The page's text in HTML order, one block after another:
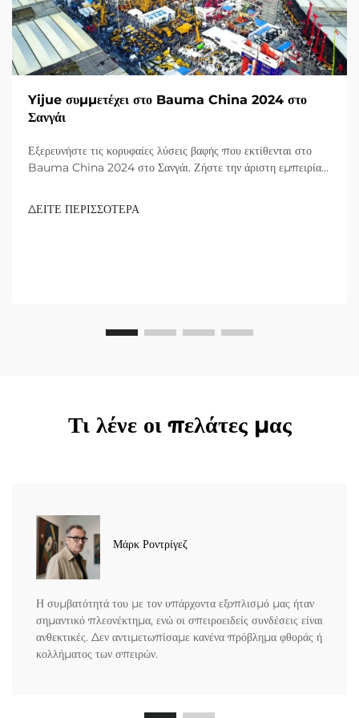
Yijue συμμετέχει στο Bauma China 2024 στο
Σανγάι
Εξερευνήστε τις κορυφαίες λύσεις βαφής που εκτίθενται στο
Bauma China 2024 στο Σανγάι. Ζήστε την άριστη εμπειρία
ΔΕΙΤΕ ΠΕΡΙΣΣΟΤΕΡΑ
Τι λένε οι πελάτες μας
Μάρκ Ροντρίγεζ
Η συμβατότητά του με τον υπάρχοντα εξοπλισμό μας ήταν
σημαντικό πλεονέκτημα, ενώ οι σπειροειδείς συνδέσεις είναι
ανθεκτικές. Δεν αντιμετωπίσαμε κανένα πρόβλημα φθοράς ή
κολλήματος των σπειρών.